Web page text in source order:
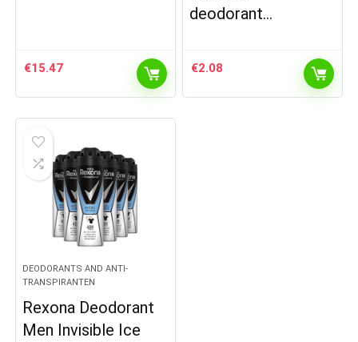
€15.47
deodorant…
€2.08
DEODORANTS AND ANTI-
TRANSPIRANTEN
Rexona Deodorant
Men Invisible Ice